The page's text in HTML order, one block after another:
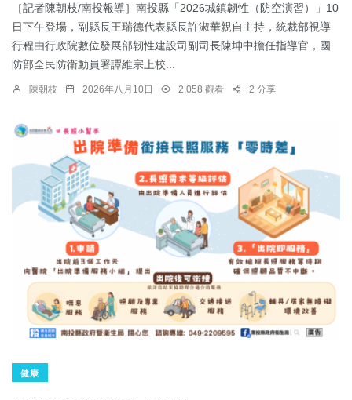
［記者陳朝枝/南投報導］南投縣「2026城鎮韌性（防空演習）」10
日下午登場，副縣長王瑞德代表縣長許淑華親自主持，統裁部視導
行程由行政院數位發展部韌性建設司副司長陳坤中擔任指導官，國
防部全民防衛動員署譚維宗上校...
陳朝枝 2026年八月10日 2,058 觀看 2 分享
健康